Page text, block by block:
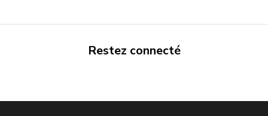
Restez connecté